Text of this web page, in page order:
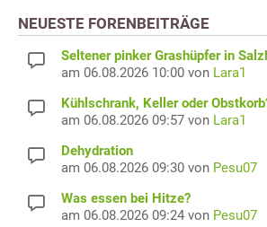
NEUESTE FORENBEITRÄGE
Seltener pinker Grashüpfer in
am 06.08.2026 10:00 von Lara1
Kühlschrank, Keller oder
am 06.08.2026 09:57 von Lara1
Dehydration
am 06.08.2026 09:30 von Pesu07
Was essen bei Hitze?
am 06.08.2026 09:24 von Pesu07